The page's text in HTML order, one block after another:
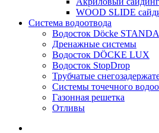
WOOD SLIDE
Система водоотвода
Водосток Döcke
Дренажные системы
Водосток DÖCKE LUX
Водосток StopDrop
Трубчатые
Системы точечного
Газонная решетка
Отливы